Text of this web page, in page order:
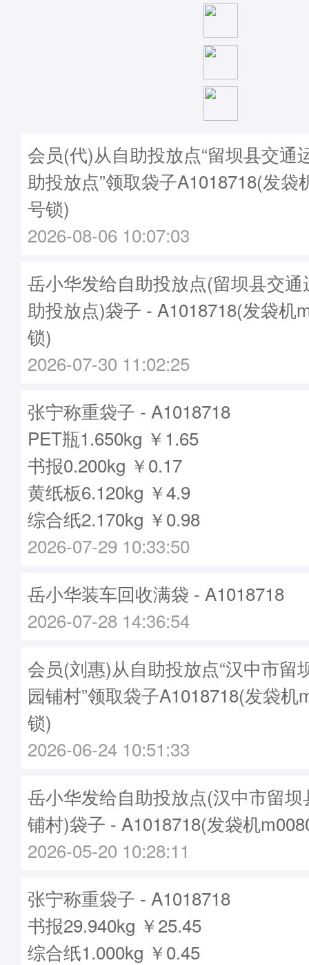
会员(代)从自助投放点“留坝县交通
助投放点”领取袋子A1018718(发袋
号锁)
2026-08-06 10:07:03
岳小华发给自助投放点(留坝县交
助投放点)袋子 - A1018718(发袋机
锁)
2026-07-30 11:02:25
张宁称重袋子 - A1018718
PET瓶1.650kg ￥1.65
书报0.200kg ￥0.17
黄纸板6.120kg ￥4.9
综合纸2.170kg ￥0.98
2026-07-29 10:33:50
岳小华装车回收满袋 - A1018718
2026-07-28 14:36:54
会员(刘惠)从自助投放点“汉中市留
园铺村”领取袋子A1018718(发袋机
锁)
2026-06-24 10:51:33
岳小华发给自助投放点(汉中市留
铺村)袋子 - A1018718(发袋机
2026-05-20 10:28:11
张宁称重袋子 - A1018718
书报29.940kg ￥25.45
综合纸1.000kg ￥0.45